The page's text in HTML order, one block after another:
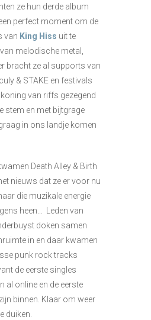
ze hun derde album
een perfect moment om de
van King Hiss uit te
melodische metal,
bracht ze al supports van
& STAKE en festivals
van riffs gezegend
stem en met bijtgrage
in ons landje komen
Death Alley & Birth
nieuws dat ze er voor nu
die muzikale energie
heen… Leden van
doken samen
in en daar kwamen
punk rock tracks
de eerste singles
al online en de eerste
binnen. Klaar om weer
duiken.